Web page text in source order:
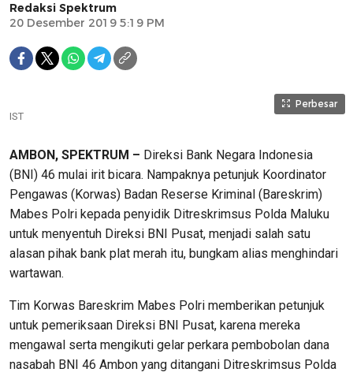
Redaksi Spektrum
20 Desember 2019 5:19 PM
Perbesar
IST
AMBON, SPEKTRUM – Direksi Bank Negara Indonesia
(BNI) 46 mulai irit bicara. Nampaknya petunjuk Koordinator
Pengawas (Korwas) Badan Reserse Kriminal (Bareskrim)
Mabes Polri kepada penyidik Ditreskrimsus Polda Maluku
untuk menyentuh Direksi BNI Pusat, menjadi salah satu
alasan pihak bank plat merah itu, bungkam alias menghindari
wartawan.
Tim Korwas Bareskrim Mabes Polri memberikan petunjuk
untuk pemeriksaan Direksi BNI Pusat, karena mereka
mengawal serta mengikuti gelar perkara pembobolan dana
nasabah BNI 46 Ambon yang ditangani Ditreskrimsus Polda